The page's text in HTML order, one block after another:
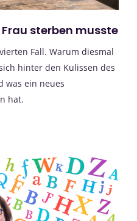
sterben musste
Fall. Warum diesmal
hinter den Kulissen des
was ein neues
hat.